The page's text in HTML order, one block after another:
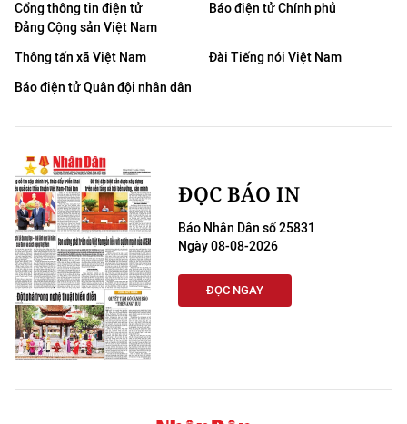
Cổng thông tin điện tử
Đảng Cộng sản Việt Nam
Báo điện tử Chính phủ
Thông tấn xã Việt Nam
Đài Tiếng nói Việt Nam
Báo điện tử Quân đội nhân dân
ĐỌC BÁO IN
Báo Nhân Dân số 25831
Ngày 08-08-2026
ĐỌC NGAY